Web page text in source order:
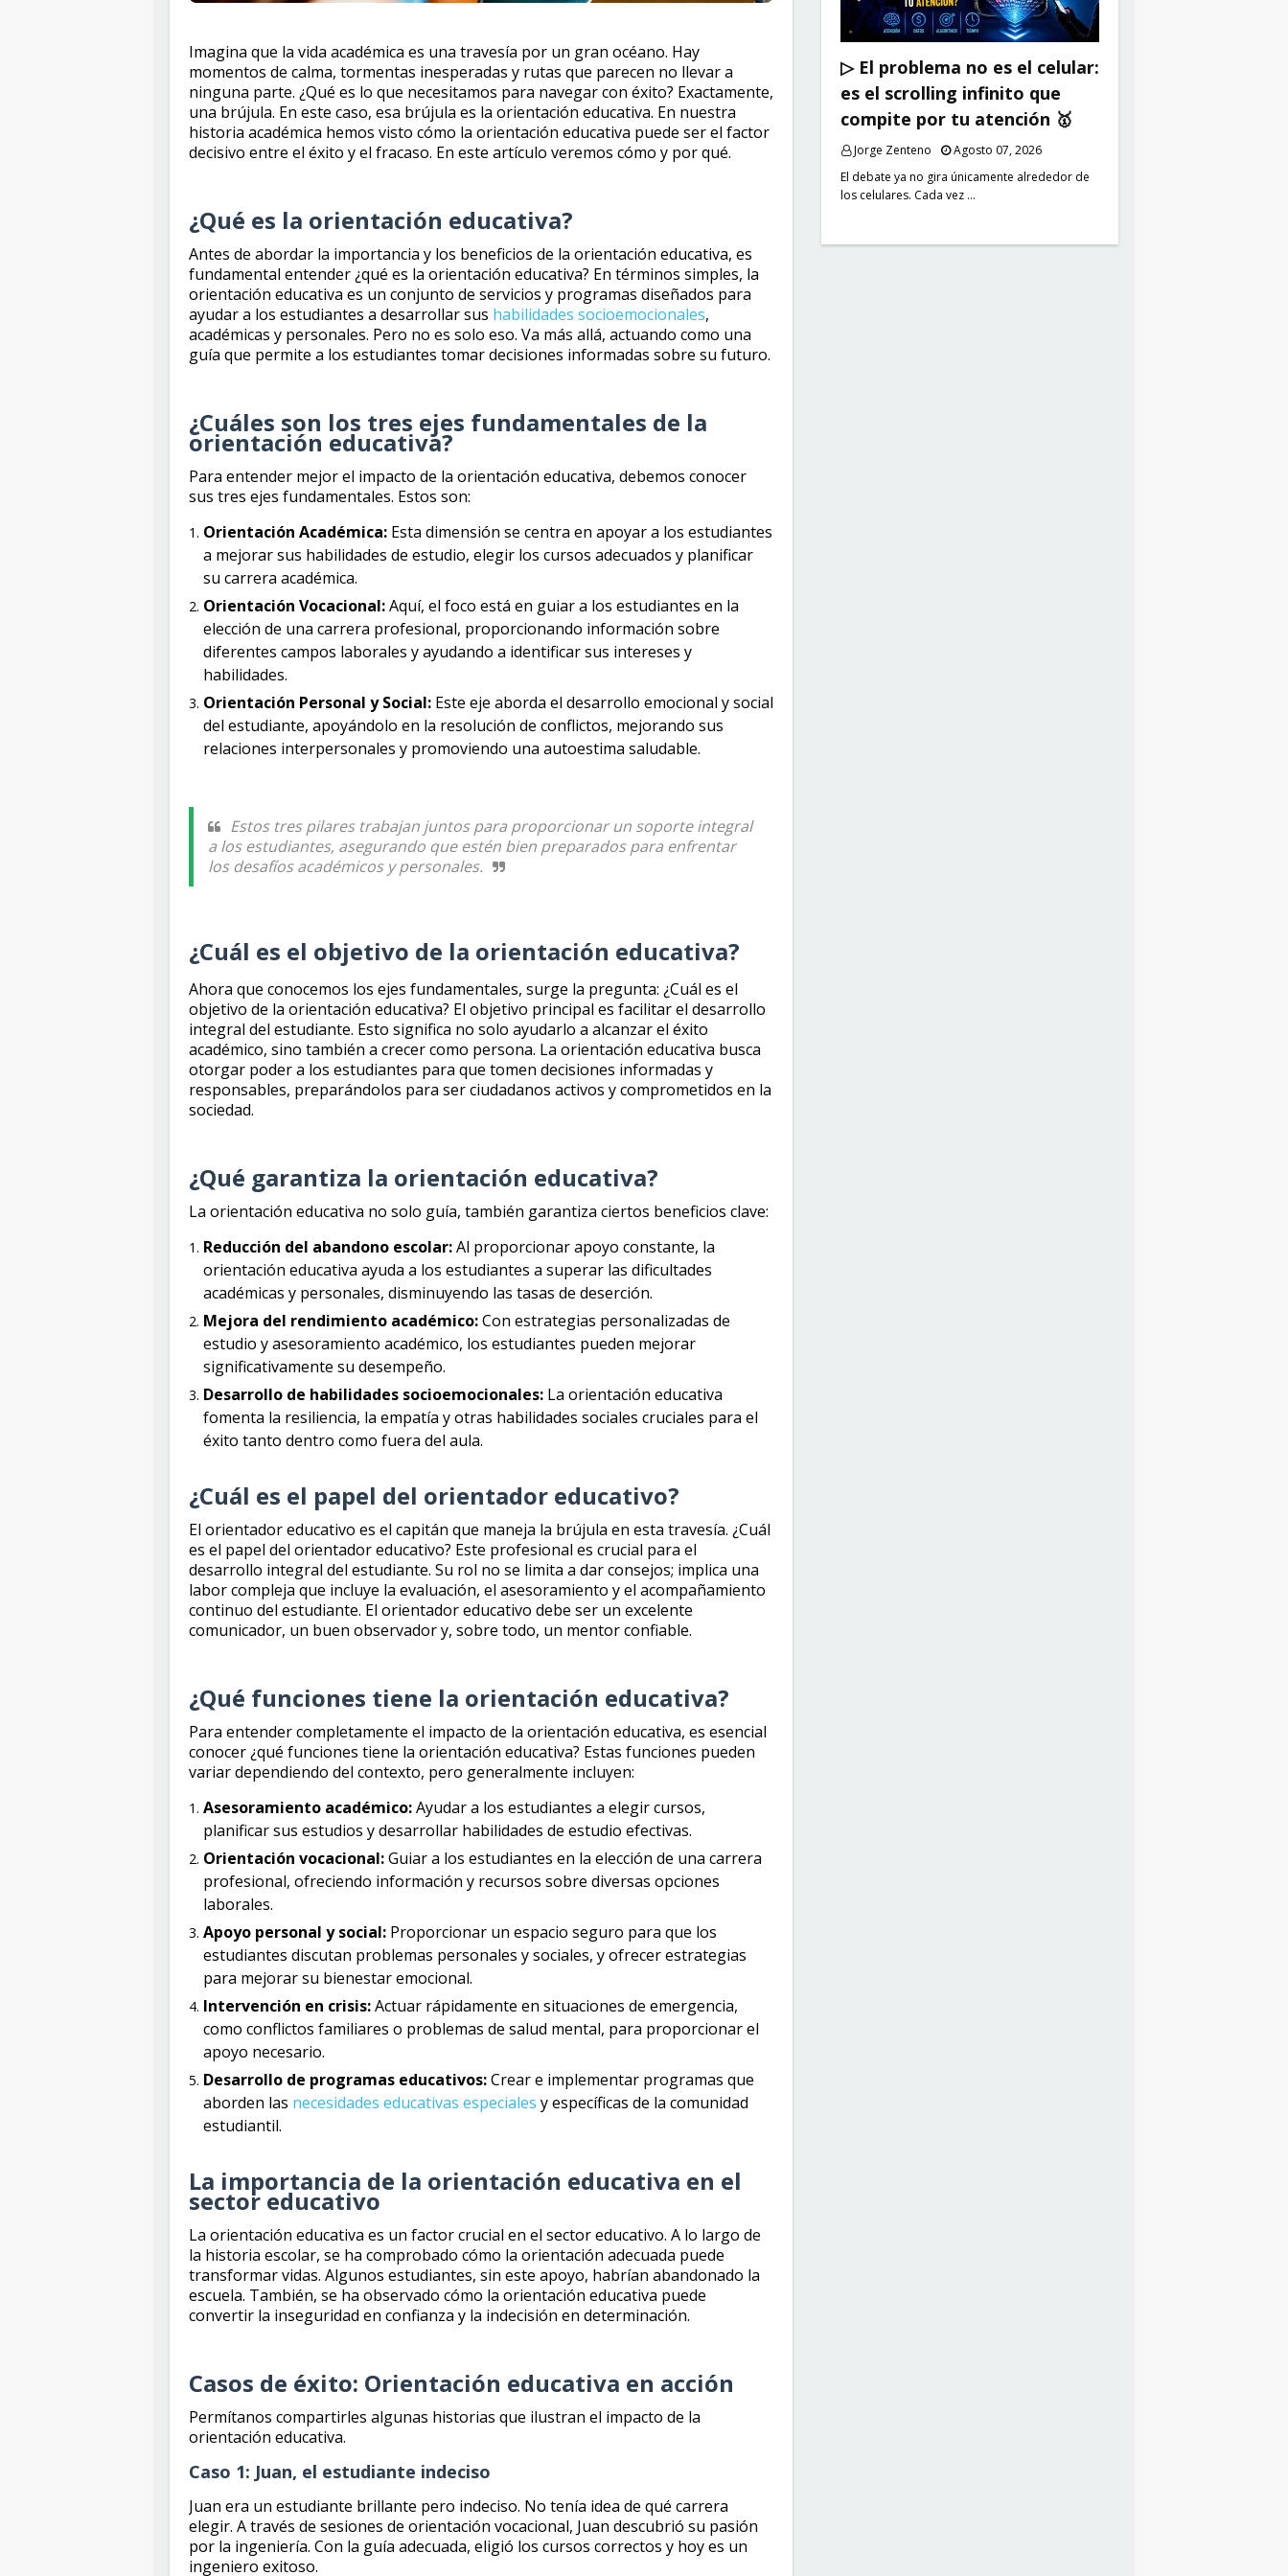
Imagina que la vida académica es una travesía por un gran océano. Hay
momentos de calma, tormentas inesperadas y rutas que parecen no llevar a
ninguna parte. ¿Qué es lo que necesitamos para navegar con éxito? Exactamente,
una brújula. En este caso, esa brújula es la orientación educativa. En nuestra
historia académica hemos visto cómo la orientación educativa puede ser el factor
decisivo entre el éxito y el fracaso. En este artículo veremos cómo y por qué.
¿Qué es la orientación educativa?
Antes de abordar la importancia y los beneficios de la orientación educativa, es
fundamental entender ¿qué es la orientación educativa? En términos simples, la
orientación educativa es un conjunto de servicios y programas diseñados para
ayudar a los estudiantes a desarrollar sus habilidades socioemocionales,
académicas y personales. Pero no es solo eso. Va más allá, actuando como una
guía que permite a los estudiantes tomar decisiones informadas sobre su futuro.
¿Cuáles son los tres ejes fundamentales de la
orientación educativa?
Para entender mejor el impacto de la orientación educativa, debemos conocer
sus tres ejes fundamentales. Estos son:
Orientación Académica: Esta dimensión se centra en apoyar a los estudiantes
a mejorar sus habilidades de estudio, elegir los cursos adecuados y planificar
su carrera académica.
Orientación Vocacional:Aquí, el foco está en guiar a los estudiantes en la
elección de una carrera profesional, proporcionando información sobre
diferentes campos laborales y ayudando a identificar sus intereses y
habilidades.
Orientación Personal y Social: Este eje aborda el desarrollo emocional y social
del estudiante, apoyándolo en la resolución de conflictos, mejorando sus
relaciones interpersonales y promoviendo una autoestima saludable.
Estos tres pilares trabajan juntos para proporcionar un soporte integral
a los estudiantes, asegurando que estén bien preparados para enfrentar
los desafíos académicos y personales.
¿Cuál es el objetivo de la orientación educativa?
Ahora que conocemos los ejes fundamentales, surge la pregunta: ¿Cuál es el
objetivo de la orientación educativa? El objetivo principal es facilitar el desarrollo
integral del estudiante. Esto significa no solo ayudarlo a alcanzar el éxito
académico, sino también a crecer como persona. La orientación educativa busca
otorgar poder a los estudiantes para que tomen decisiones informadas y
responsables, preparándolos para ser ciudadanos activos y comprometidos en la
sociedad.
¿Qué garantiza la orientación educativa?
La orientación educativa no solo guía, también garantiza ciertos beneficios clave:
Reducción del abandono escolar:Al proporcionar apoyo constante, la
orientación educativa ayuda a los estudiantes a superar las dificultades
académicas y personales, disminuyendo las tasas de deserción.
Mejora del rendimiento académico:Con estrategias personalizadas de
estudio y asesoramiento académico, los estudiantes pueden mejorar
significativamente su desempeño.
Desarrollo de habilidades socioemocionales: La orientación educativa
fomenta la resiliencia, la empatía y otras habilidades sociales cruciales para el
éxito tanto dentro como fuera del aula.
¿Cuál es el papel del orientador educativo?
El orientador educativo es el capitán que maneja la brújula en esta travesía. ¿Cuál
es el papel del orientador educativo? Este profesional es crucial para el
desarrollo integral del estudiante. Su rol no se limita a dar consejos; implica una
labor compleja que incluye la evaluación, el asesoramiento y el acompañamiento
continuo del estudiante. El orientador educativo debe ser un excelente
comunicador, un buen observador y, sobre todo, un mentor confiable.
¿Qué funciones tiene la orientación educativa?
Para entender completamente el impacto de la orientación educativa, es esencial
conocer ¿qué funciones tiene la orientación educativa? Estas funciones pueden
variar dependiendo del contexto, pero generalmente incluyen:
Asesoramiento académico:Ayudar a los estudiantes a elegir cursos,
planificar sus estudios y desarrollar habilidades de estudio efectivas.
Orientación vocacional:Guiar a los estudiantes en la elección de una carrera
profesional, ofreciendo información y recursos sobre diversas opciones
laborales.
Apoyo personal y social: Proporcionar un espacio seguro para que los
estudiantes discutan problemas personales y sociales, y ofrecer estrategias
para mejorar su bienestar emocional.
Intervención en crisis:Actuar rápidamente en situaciones de emergencia,
como conflictos familiares o problemas de salud mental, para proporcionar el
apoyo necesario.
Desarrollo de programas educativos:Crear e implementar programas que
aborden las necesidades educativas especiales y específicas de la comunidad
estudiantil.
La importancia de la orientación educativa en el
sector educativo
La orientación educativa es un factor crucial en el sector educativo. A lo largo de
la historia escolar, se ha comprobado cómo la orientación adecuada puede
transformar vidas. Algunos estudiantes, sin este apoyo, habrían abandonado la
escuela. También, se ha observado cómo la orientación educativa puede
convertir la inseguridad en confianza y la indecisión en determinación.
Casos de éxito: Orientación educativa en acción
Permítanos compartirles algunas historias que ilustran el impacto de la
orientación educativa.
Caso 1: Juan, el estudiante indeciso
Juan era un estudiante brillante pero indeciso. No tenía idea de qué carrera
elegir. A través de sesiones de orientación vocacional, Juan descubrió su pasión
por la ingeniería. Con la guía adecuada, eligió los cursos correctos y hoy es un
ingeniero exitoso.
▷ El problema no es el celular:
es el scrolling infinito que
compite por tu atención 🥇
Jorge Zenteno
Agosto 07, 2026
El debate ya no gira únicamente alrededor de
los celulares. Cada vez …